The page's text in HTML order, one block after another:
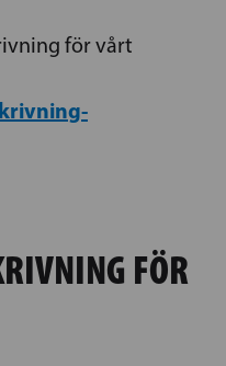
för vårt
FÖR